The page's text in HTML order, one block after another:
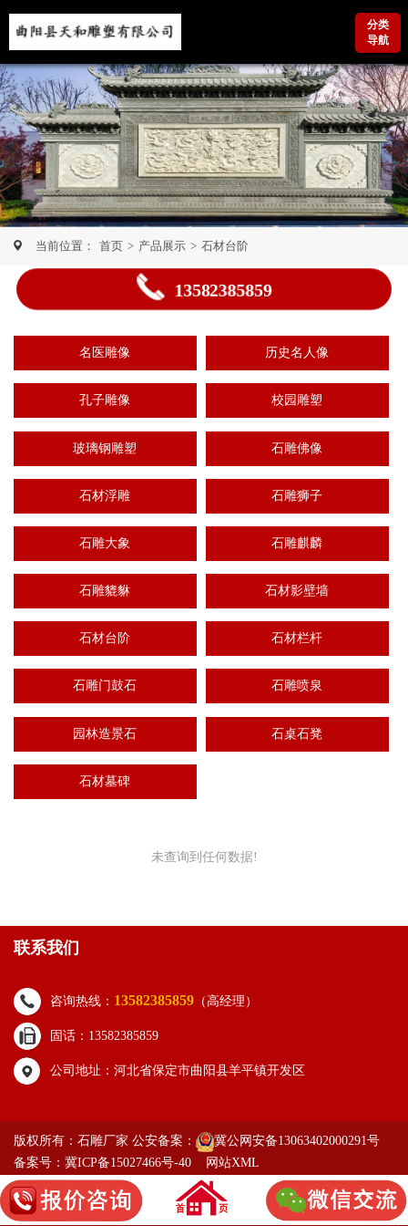
分类
导航
当前位置： 首页 > 产品展示 > 石材台阶
13582385859
名医雕像 历史名人像
孔子雕像 校园雕塑
玻璃钢雕塑 石雕佛像
石材浮雕 石雕狮子
石雕大象 石雕麒麟
石雕貔貅 石材影壁墙
石材台阶 石材栏杆
石雕门鼓石 石雕喷泉
园林造景石 石桌石凳
石材墓碑
未查询到任何数据!
联系我们
咨询热线： 13582385859 （高经理）
固话：13582385859
公司地址：河北省保定市曲阳县羊平镇开发区
版权所有：石雕厂家 公安备案：
冀公网安备13063402000291号
备案号：冀ICP备15027466号-40
网站XML